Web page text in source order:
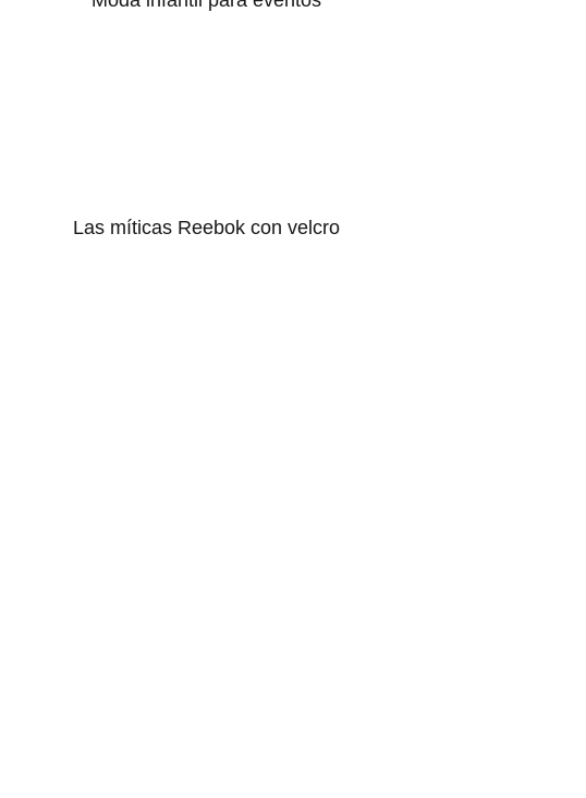
Las míticas Reebok con velcro